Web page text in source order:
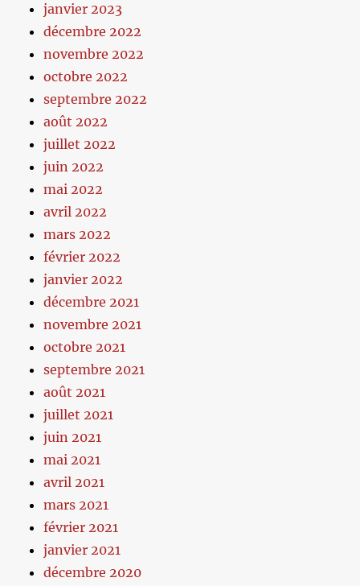
janvier 2023
décembre 2022
novembre 2022
octobre 2022
septembre 2022
août 2022
juillet 2022
juin 2022
mai 2022
avril 2022
mars 2022
février 2022
janvier 2022
décembre 2021
novembre 2021
octobre 2021
septembre 2021
août 2021
juillet 2021
juin 2021
mai 2021
avril 2021
mars 2021
février 2021
janvier 2021
décembre 2020